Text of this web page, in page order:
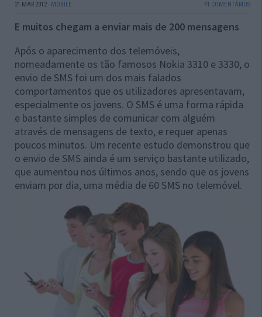
21 MAR 2012 · MOBILE 41 COMENTÁRIOS
E muitos chegam a enviar mais de 200 mensagens
Após o aparecimento dos telemóveis,
nomeadamente os tão famosos Nokia 3310 e 3330, o
envio de SMS foi um dos mais falados
comportamentos que os utilizadores apresentavam,
especialmente os jovens. O SMS é uma forma rápida
e bastante simples de comunicar com alguém
através de mensagens de texto, e requer apenas
poucos minutos. Um recente estudo demonstrou que
o envio de SMS ainda é um serviço bastante utilizado,
que aumentou nos últimos anos, sendo que os jovens
enviam por dia, uma média de 60 SMS no telemóvel.